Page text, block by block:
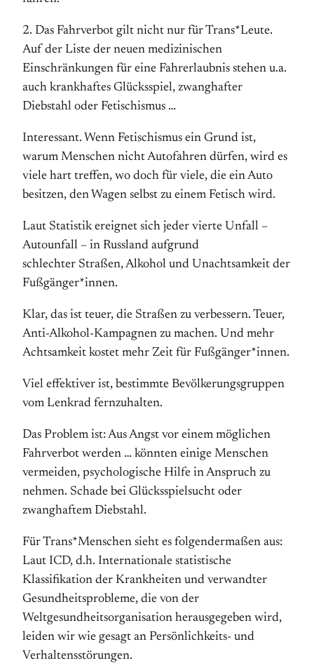
2. Das Fahrverbot gilt nicht nur für Trans*Leute.
Auf der Liste der neuen medizinischen
Einschränkungen für eine Fahrerlaubnis stehen u.a.
auch krankhaftes Glücksspiel, zwanghafter
Diebstahl oder Fetischismus …
Interessant. Wenn Fetischismus ein Grund ist,
warum Menschen nicht Autofahren dürfen, wird es
viele hart treffen, wo doch für viele, die ein Auto
besitzen, den Wagen selbst zu einem Fetisch wird.
Laut Statistik ereignet sich jeder vierte Unfall –
Autounfall – in Russland aufgrund
schlechter Straßen, Alkohol und Unachtsamkeit der
Fußgänger*innen.
Klar, das ist teuer, die Straßen zu verbessern. Teuer,
Anti-Alkohol-Kampagnen zu machen. Und mehr
Achtsamkeit kostet mehr Zeit für Fußgänger*innen.
Viel effektiver ist, bestimmte Bevölkerungsgruppen
vom Lenkrad fernzuhalten.
Das Problem ist: Aus Angst vor einem möglichen
Fahrverbot werden … könnten einige Menschen
vermeiden, psychologische Hilfe in Anspruch zu
nehmen. Schade bei Glücksspielsucht oder
zwanghaftem Diebstahl.
Für Trans*Menschen sieht es folgendermaßen aus:
Laut ICD, d.h. Internationale statistische
Klassifikation der Krankheiten und verwandter
Gesundheitsprobleme, die von der
Weltgesundheitsorganisation herausgegeben wird,
leiden wir wie gesagt an Persönlichkeits- und
Verhaltensstörungen.